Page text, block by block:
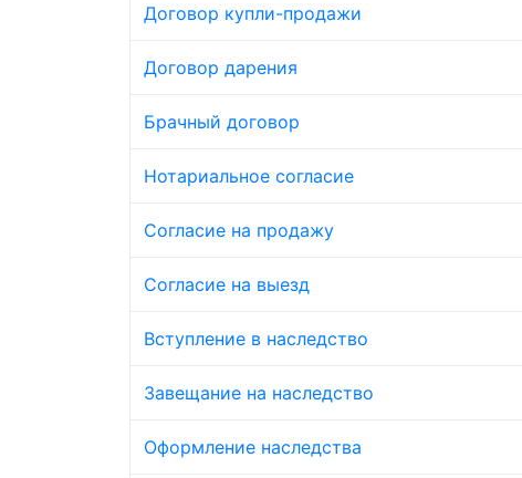
Договор купли-продажи
Договор дарения
Брачный договор
Нотариальное согласие
Согласие на продажу
Согласие на выезд
Вступление в наследство
Завещание на наследство
Оформление наследства